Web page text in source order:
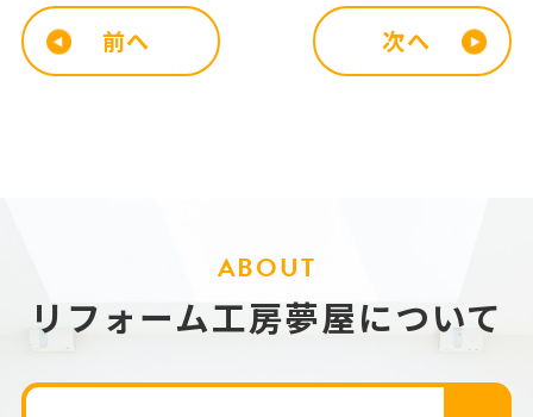
前へ 次へ
ABOUT
リフォーム工房夢屋について